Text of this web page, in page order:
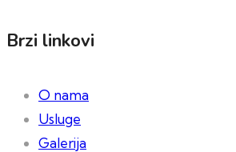
Brzi linkovi
O nama
Usluge
Galerija